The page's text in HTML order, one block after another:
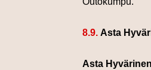
8.9. Asta
Asta Hyvärinen